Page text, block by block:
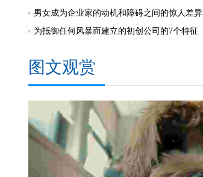
男女成为企业家的动机和障碍之间的惊人差异
为抵御任何风暴而建立的初创公司的7个特征
图文观赏